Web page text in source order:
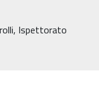
Ispettorato